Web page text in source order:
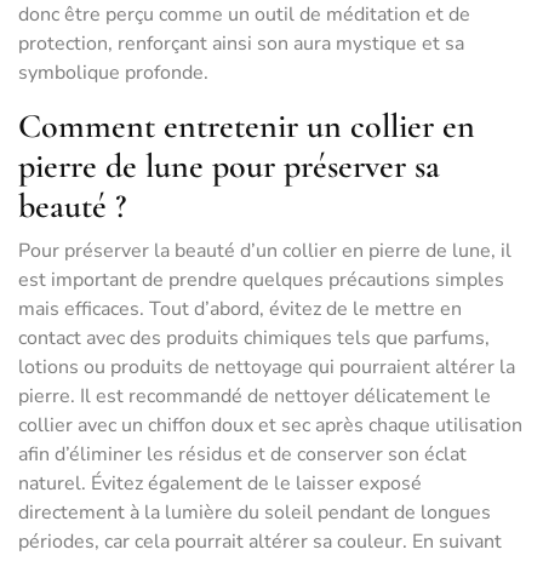
donc être perçu comme un outil de méditation et de
protection, renforçant ainsi son aura mystique et sa
symbolique profonde.
Comment entretenir un collier en
pierre de lune pour préserver sa
beauté ?
Pour préserver la beauté d’un collier en pierre de lune, il
est important de prendre quelques précautions simples
mais efficaces. Tout d’abord, évitez de le mettre en
contact avec des produits chimiques tels que parfums,
lotions ou produits de nettoyage qui pourraient altérer la
pierre. Il est recommandé de nettoyer délicatement le
collier avec un chiffon doux et sec après chaque utilisation
afin d’éliminer les résidus et de conserver son éclat
naturel. Évitez également de le laisser exposé
directement à la lumière du soleil pendant de longues
périodes, car cela pourrait altérer sa couleur. En suivant